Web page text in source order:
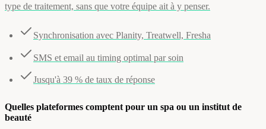
type de traitement, sans que votre équipe ait à y penser.
Synchronisation avec Planity, Treatwell, Fresha
SMS et email au timing optimal par soin
Jusqu'à 39 % de taux de réponse
Quelles plateformes comptent pour un spa ou un institut de
beauté